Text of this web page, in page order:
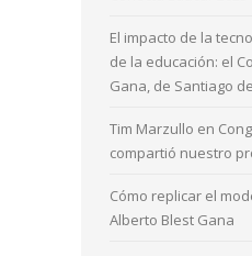
El impacto de la
de la educación: el
Gana, de Santiago
Tim Marzullo en
compartió nuestro
Cómo replicar el
Alberto Blest Gana